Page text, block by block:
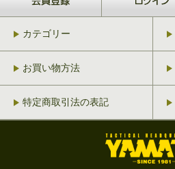
カテゴリー
お買い物方法
特定商取引法の表記